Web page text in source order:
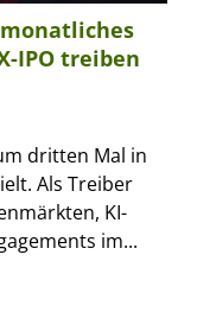
IPO treiben
dritten Mal in
Als Treiber
KI-
im...